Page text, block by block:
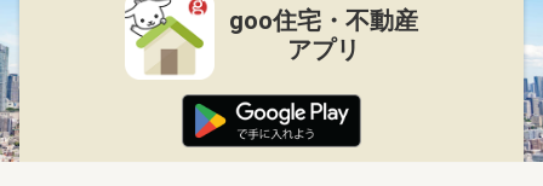
goo住宅・不動産
アプリ